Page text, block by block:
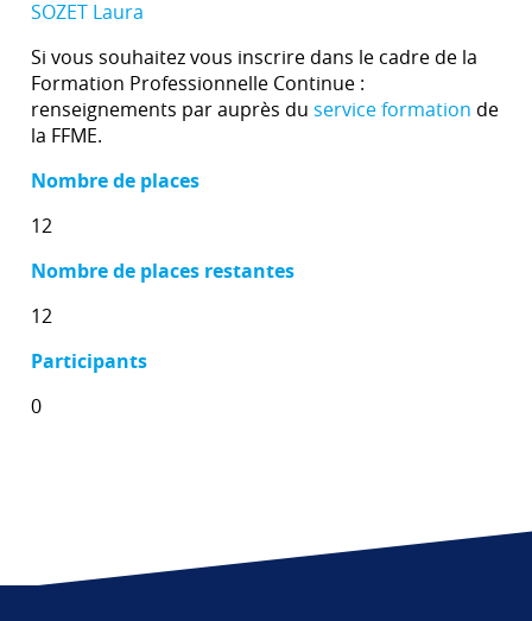
SOZET Laura
Si vous souhaitez vous inscrire dans le cadre de la
Formation Professionnelle Continue :
renseignements par auprès du service formation de
la FFME.
Nombre de places
12
Nombre de places restantes
12
Participants
0